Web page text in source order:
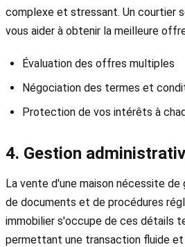
complexe et stressant. Un courtier
vous aider à obtenir la meilleure
Évaluation des offres multiples
Négociation des termes et
Protection de vos intérêts à
4. Gestion
La vente d'une maison nécessite de
de documents et de procédures
immobilier s'occupe de ces détails
permettant une transaction fluide et